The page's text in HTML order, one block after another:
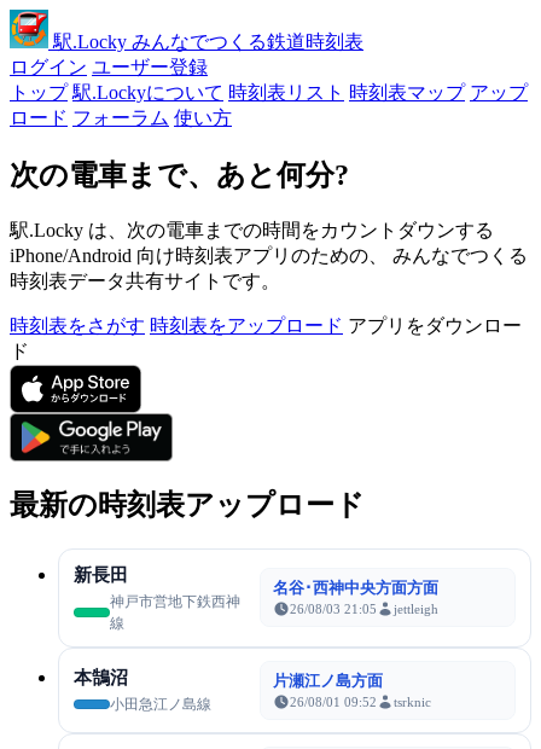
駅.Locky みんなでつくる鉄道時刻表
ログイン ユーザー登録
トップ 駅.Lockyについて 時刻表リスト 時刻表マップ アップ
ロード フォーラム 使い方
次の電車まで、あと何分?
駅.Locky は、次の電車までの時間をカウントダウンする
iPhone/Android 向け時刻表アプリのための、 みんなでつくる
時刻表データ共有サイトです。
時刻表をさがす 時刻表をアップロード アプリをダウンロー
ド
最新の時刻表アップロード
新長田
神戸市営地下鉄西神
線
名谷･西神中央方面方面
26/08/03 21:05 jettleigh
本鵠沼
小田急江ノ島線
片瀬江ノ島方面
26/08/01 09:52 tsrknic